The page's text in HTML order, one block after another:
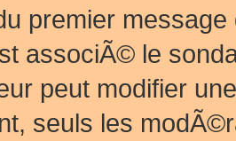
premier
associÃ© le
peut modifier
seuls les